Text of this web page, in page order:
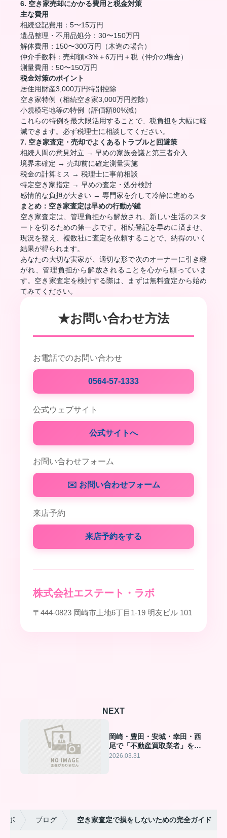
6. 空き家売却にかかる費用と税金対策
主な費用
相続登記費用：5〜15万円
遺品整理・不用品処分：30〜150万円
解体費用：150〜300万円（木造の場合）
仲介手数料：売却額×3%＋6万円＋税（仲介の場合）
測量費用：50〜150万円
税金対策のポイント
居住用財産3,000万円特別控除
空き家特例（相続空き家3,000万円控除）
小規模宅地等の特例（評価額80%減）
これらの特例を最大限活用することで、税負担を大幅に軽
減できます。必ず税理士に相談してください。
7. 空き家査定・売却でよくあるトラブルと回避策
相続人間の意見対立 → 早めの家族会議と第三者介入
境界未確定 → 売却前に確定測量実施
税金の計算ミス → 税理士に事前相談
特定空き家指定 → 早めの査定・処分検討
感情的な負担が大きい → 専門家を介して冷静に進める
まとめ：空き家査定は早めの行動が鍵
空き家査定は、管理負担から解放され、新しい生活のスタ
ートを切るための第一歩です。相続登記を早めに済ませ、
現況を整え、複数社に査定を依頼することで、納得のいく
結果が得られます。
あなたの大切な実家が、適切な形で次のオーナーに引き継
がれ、管理負担から解放されることを心から願っていま
す。空き家査定を検討する際は、まずは無料査定から始め
てみてください。
★お問い合わせ方法
お電話でのお問い合わせ
0564-57-1333
公式ウェブサイト
公式サイトへ
お問い合わせフォーム
✉️ お問い合わせフォーム
来店予約
来店予約をする
株式会社エステート・ラボ
〒444-0823 岡崎市上地6丁目1-19 明友ビル 101
NEXT
岡崎・豊田・安城・幸田・西
尾で「不動産買取業者」を選
ぶ決定版ガイド｜早期現金化
2026.03.31
ボ ブログ 空き家査定で損をしないための完全ガイド